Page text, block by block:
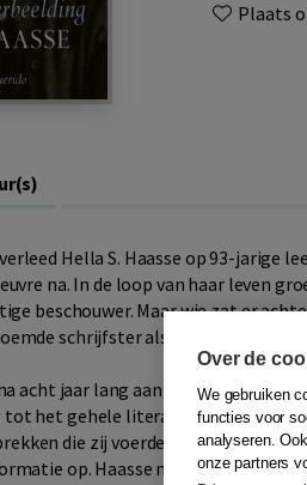
Plaats
Hella S. Haasse op 93-jarige
na. In de loop van haar leven
beschouwer. Maar wie zat er
schrijfster als dochter,
acht jaar lang aan haar biografie,
het gehele literaire en
die zij voerde met mensen
op. Haasse mocht dan een
Over de
We gebruiken
functies voor
analyseren.
onze partners